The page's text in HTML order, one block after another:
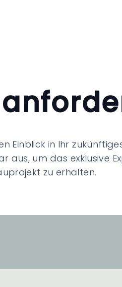
Einblick in Ihr
aus, um das exklusive
zu erhalten.